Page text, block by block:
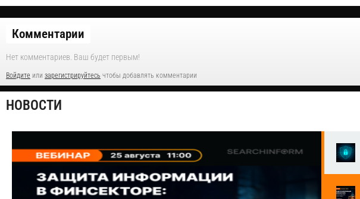
Комментарии
Нет комментариев. Ваш будет первым!
Войдите или зарегистрируйтесь чтобы добавлять комментарии
НОВОСТИ